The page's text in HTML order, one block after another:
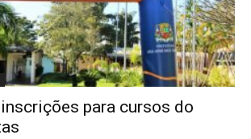
inscrições para cursos do